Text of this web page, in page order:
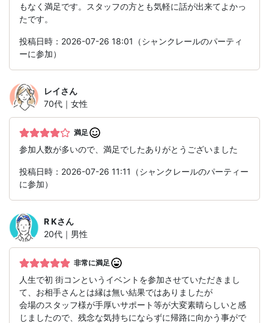
もなく満足です。スタッフの方とも気軽に話が出来てよかっ
たです。
投稿日時：2026-07-26 18:01（シャンクレールのパーティ
ーに参加）
レイさん
70代｜女性
満足
参加人数が多いので、満足でしたありがとうございました
投稿日時：2026-07-26 11:11（シャンクレールのパーティー
に参加）
R Kさん
20代｜男性
非常に満足
人生で初 街コンというイベントを参加させていただきまし
て、お相手さんとは縁は無い結果ではありましたが
会場のスタッフ様が手厚いサポート等が大変素晴らしいと感
じましたので、残念な気持ちにならずに帰路に向かう事がで